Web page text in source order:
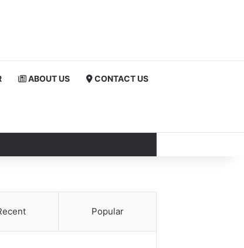
ABOUT US CONTACT US
Popular